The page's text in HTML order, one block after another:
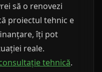
să o renovezi
proiectul tehnic e
îți pot
reale.
tehnică.